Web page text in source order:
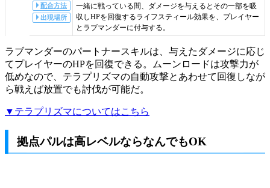
配合方法
出現場所
一緒に戦っている間、ダメージを与えるとその一部を吸
収しHPを回復するライフスティール効果を、プレイヤー
とラブマンダーに付与する。
ラブマンダーのパートナースキルは、与えたダメージに応じ
てプレイヤーのHPを回復できる。ムーンロードは攻撃力が
低めなので、テラプリズマの自動攻撃とあわせて回復しなが
ら戦えば放置でも討伐が可能だ。
▼テラプリズマについてはこちら
拠点パルは高レベルならなんでもOK